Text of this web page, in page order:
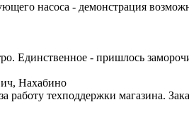
насоса - демонстрация
Единственное - пришлось
Нахабино
работу техподдержки магазина.